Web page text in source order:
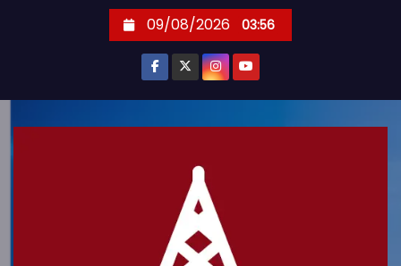
09/08/2026 03:56